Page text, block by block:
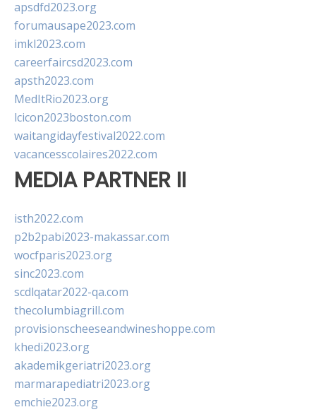
apsdfd2023.org
forumausape2023.com
imkl2023.com
careerfaircsd2023.com
apsth2023.com
MedItRio2023.org
lcicon2023boston.com
waitangidayfestival2022.com
vacancesscolaires2022.com
MEDIA PARTNER II
isth2022.com
p2b2pabi2023-makassar.com
wocfparis2023.org
sinc2023.com
scdlqatar2022-qa.com
thecolumbiagrill.com
provisionscheeseandwineshoppe.com
khedi2023.org
akademikgeriatri2023.org
marmarapediatri2023.org
emchie2023.org